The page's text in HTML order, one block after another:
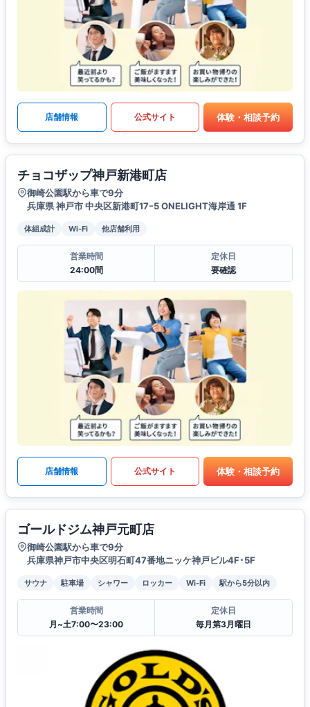
店舗情報 公式サイト 体験・相談予約
チョコザップ神戸新港町店
御崎公園駅から車で9分
兵庫県 神戸市 中央区新港町17ｰ5 ONELIGHT海岸通 1F
体組成計 Wi-Fi 他店舗利用
営業時間
24:00間
定休日
要確認
店舗情報 公式サイト 体験・相談予約
ゴールドジム神戸元町店
御崎公園駅から車で9分
兵庫県神戸市中央区明石町47番地ニッケ神戸ビル4F･5F
サウナ 駐車場 シャワー ロッカー Wi-Fi 駅から5分以内
営業時間
月~土7:00〜23:00
定休日
毎月第3月曜日